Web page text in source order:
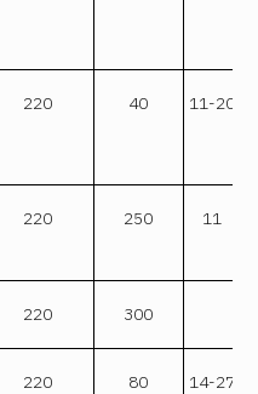
220 40 11-20
220 250 11
220 300
220 80 14-27